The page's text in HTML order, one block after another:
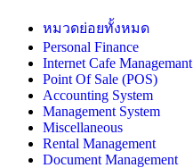
หมวดย่อยทั้งหมด
Personal Finance
Internet Cafe Managemant
Point Of Sale (POS)
Accounting System
Management System
Miscellaneous
Rental Management
Document Management